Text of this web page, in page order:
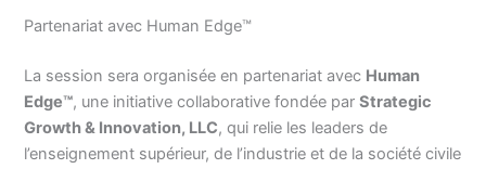
Partenariat avec Human Edge™
La session sera organisée en partenariat avec Human
Edge™, une initiative collaborative fondée parStrategic
Growth & Innovation, LLC, qui relie les leaders de
l’enseignement supérieur, de l’industrie et de la société civile